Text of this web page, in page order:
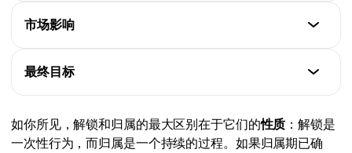
归属期（Vesting）
Token 解锁
归属期（Vesting）
市场影响
Token 解锁
归属期（Vesting）
通过分散解锁过程来调节供应。
最终目标
防止立即抛售，稳定价格。
如你所见，解锁和归属的最大区别在于它们的性质 ：解锁是
一次性行为，而归属是一个持续的过程。如果归属期已确